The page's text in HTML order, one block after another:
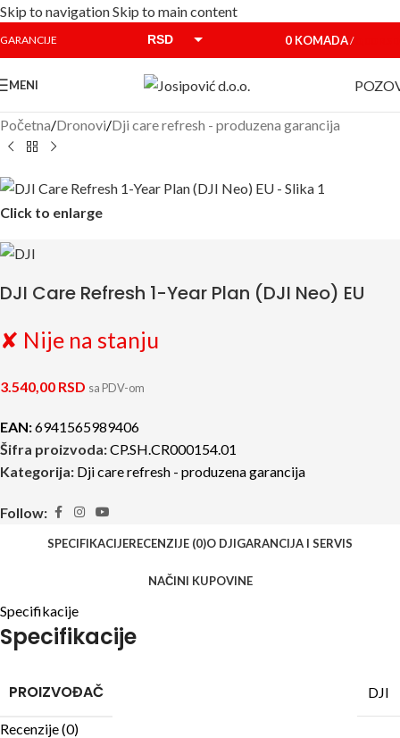
Skip to navigationSkip to main content
GARANCIJE RSD
EUR
0 KOMADA/
MENI
Početna/Dronovi/Dji care refresh - produzena garancija
Click to enlarge
DJI Care Refresh 1-Year Plan (DJI Neo) EU
✘ Nije na stanju
3.540,00 RSD sa PDV-om
EAN:6941565989406
Šifra proizvoda:CP.SH.CR000154.01
Kategorija: Dji care refresh - produzena garancija
Follow:
SPECIFIKACIJERECENZIJE (0)O DJIGARANCIJA I SERVIS
NAČINI KUPOVINE
Specifikacije
Specifikacije
PROIZVOĐAČ DJI
Recenzije (0)